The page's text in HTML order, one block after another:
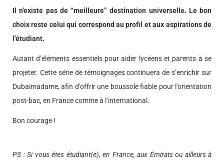
Il n’existe pas de “meilleure” destination universelle. Le bon
choix reste celui qui correspond au profil et aux aspirations de
l’étudiant.
Autant d’éléments essentiels pour aider lycéens et parents à se
projeter. Cette série de témoignages continuera de s’enrichir sur
Dubaimadame, afin d’offrir une boussole fiable pour l’orientation
post-bac, en France comme à l’international.
Bon courage !
PS : Si vous êtes étudiant(e), en France, aux Émirats ou ailleurs à